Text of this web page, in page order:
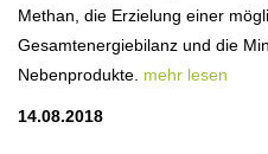
Methan, die Erzielung einer
Gesamtenergiebilanz und die
Nebenprodukte. mehr lesen
14.08.2018